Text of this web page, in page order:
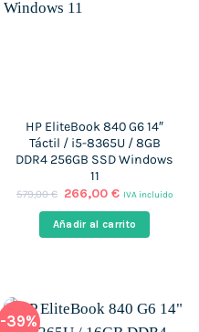
HP EliteBook 840 G6 14″
Táctil / i5-8365U / 8GB
DDR4 256GB SSD Windows
11
579,00€ El
original
era:
266,00€El
actual
es:
IVA incluido
Añadir al carrito
-39%